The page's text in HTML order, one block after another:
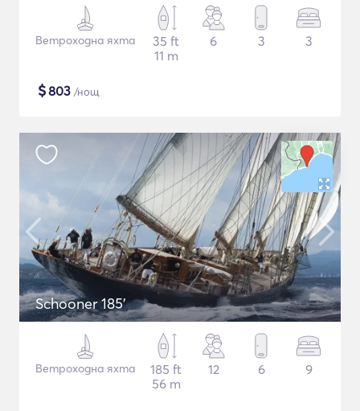
Ветроходна яхта
35 ft
11 m
6 3 3
$803 /нощ
Schooner 185'
Ветроходна яхта
185 ft
56 m
12 6 9